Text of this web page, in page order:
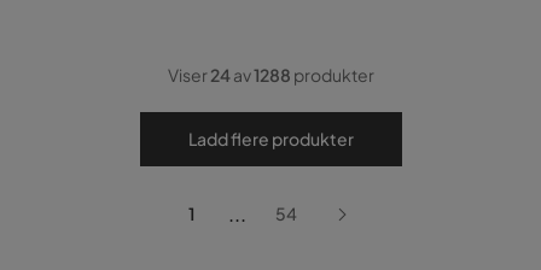
Viser24av1288 produkter
Ladd flere produkter
1 ... 54